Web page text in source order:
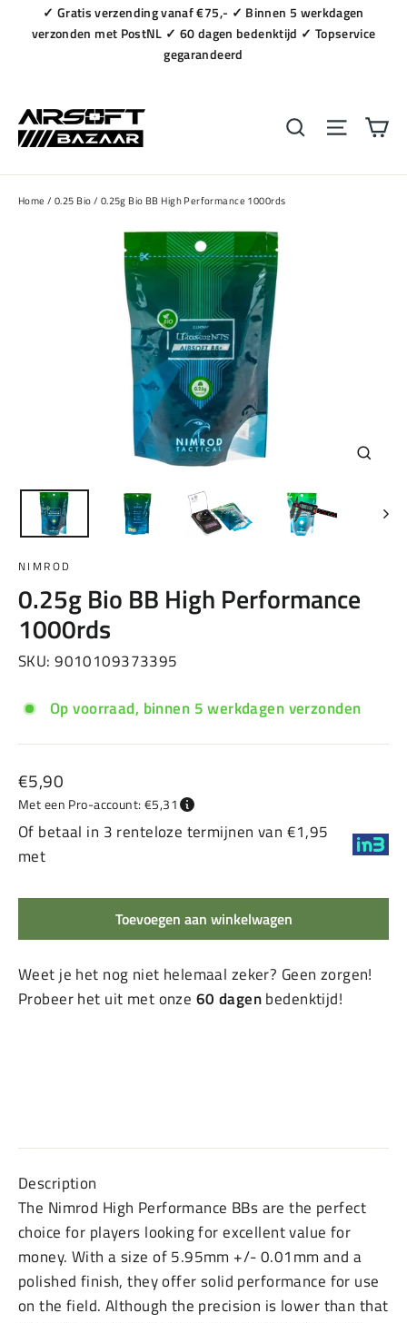
content
✓ Gratis verzending vanaf €75,- ✓ Binnen 5 werkdagen
verzonden met PostNL ✓ 60 dagen bedenktijd ✓ Topservice
gegarandeerd
Zoeken
Home / 0.25 Bio/ 0.25g Bio BB High Performance 1000rds
Sluiten
NIMROD
0.25g Bio BB High Performance
1000rds
SKU:9010109373395
Op voorraad, binnen 5 werkdagen verzonden
€5,90
prijs
Met een Pro-account: €5,31
Of betaal in 3 renteloze termijnen van €1,95
met
Toevoegen aan winkelwagen
Weet je het nog niet helemaal zeker? Geen zorgen!
Probeer het uit met onze 60 dagenbedenktijd!
Description
The Nimrod High Performance BBs are the perfect
choice for players looking for excellent value for
money. With a size of 5.95mm +/- 0.01mm and a
polished finish, they offer solid performance for use
on the field. Although the precision is lower than that